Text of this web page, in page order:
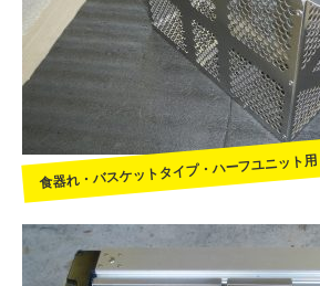
食器れ・バスケットタイプ・ハーフユニット用